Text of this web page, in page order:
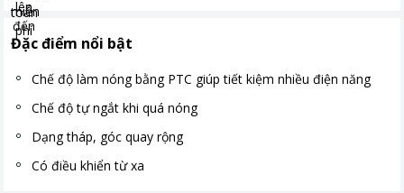
Đặc điểm nổi bật
Chế độ làm nóng bằng PTC giúp tiết kiệm nhiều điện năng
Chế độ tự ngắt khi quá nóng
Dạng tháp, góc quay rộng
Có điều khiển từ xa